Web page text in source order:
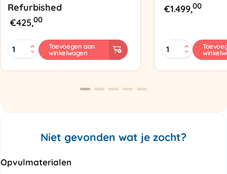
Refurbished
€425,00
MINI
PAK'R
Refurbished
Toevoegen aan
winkelwagen
€1.499,00
Zapak
ZP97
aantal
Niet gevonden wat je zocht?
Opvulmaterialen